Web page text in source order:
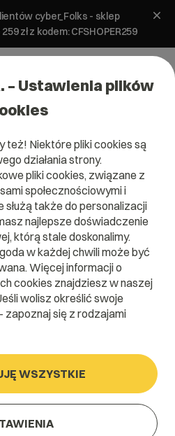
cyber_Folks - sklep
zł z kodem: CFSHOPER259
.accountant
w jednym miejscu!
Szukaj
– Ustawienia plików
też! Niektóre pliki cookies są
działania strony.
pliki cookies, związane z
społecznościowymi i
służą także do personalizacji
najlepsze doświadczenie
którą stale doskonalimy.
w każdej chwili może być
Więcej informacji o
cookies znajdziesz w naszej
wolisz określić swoje
zapoznaj się z rodzajami
WSZYSTKIE